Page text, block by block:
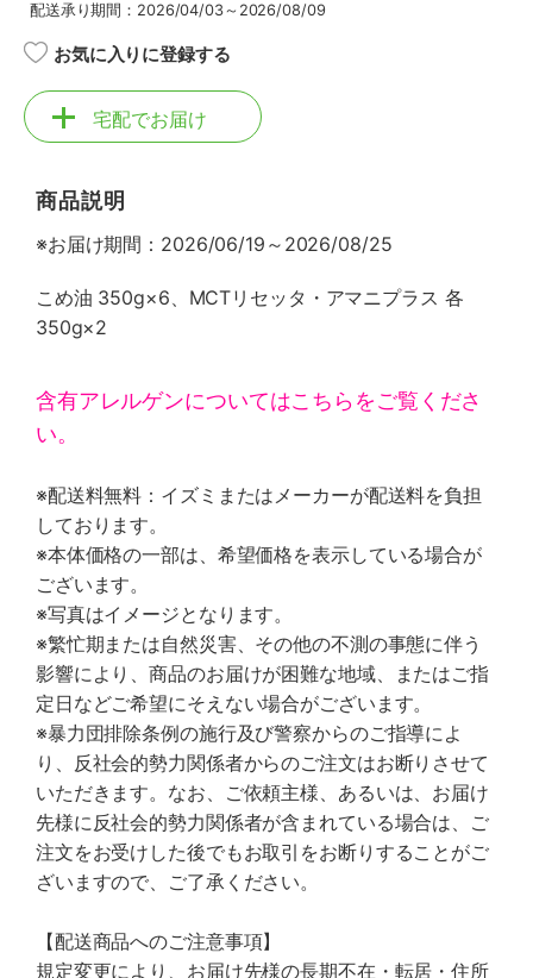
配送承り期間：2026/04/03～2026/08/09
お気に入りに登録する
宅配でお届け
商品説明
※お届け期間：2026/06/19～2026/08/25
こめ油 350g×6、MCTリセッタ・アマニプラス 各
350g×2
含有アレルゲンについてはこちらをご覧くださ
い。
※配送料無料：イズミまたはメーカーが配送料を負担
しております。
※本体価格の一部は、希望価格を表示している場合が
ございます。
※写真はイメージとなります。
※繁忙期または自然災害、その他の不測の事態に伴う
影響により、商品のお届けが困難な地域、またはご指
定日などご希望にそえない場合がございます。
※暴力団排除条例の施行及び警察からのご指導によ
り、反社会的勢力関係者からのご注文はお断りさせて
いただきます。なお、ご依頼主様、あるいは、お届け
先様に反社会的勢力関係者が含まれている場合は、ご
注文をお受けした後でもお取引をお断りすることがご
ざいますので、ご了承ください。
【配送商品へのご注意事項】
規定変更により、お届け先様の長期不在・転居・住所